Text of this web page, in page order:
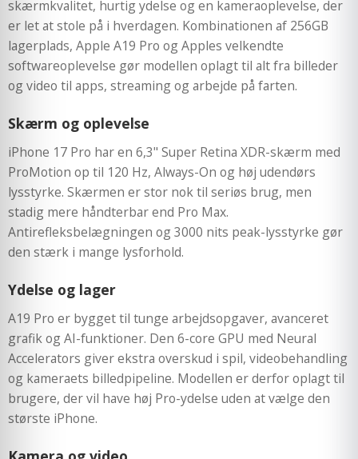
skærmkvalitet, hurtig ydelse og en kameraoplevelse, der
er let at stole på i hverdagen. Kombinationen af 256GB
lagerplads, Apple A19 Pro og Apples velkendte
softwareoplevelse gør modellen oplagt til alt fra billeder
og video til apps, streaming og arbejde på farten.
Skærm og oplevelse
iPhone 17 Pro har en 6,3" Super Retina XDR-skærm med
ProMotion op til 120 Hz, Always-On og høj udendørs
lysstyrke. Skærmen er stor nok til seriøs brug, men
stadig mere håndterbar end Pro Max.
Antirefleksbelægningen og 3000 nits peak-lysstyrke gør
den stærk i mange lysforhold.
Ydelse og lager
A19 Pro er bygget til tunge arbejdsopgaver, avanceret
grafik og AI-funktioner. Den 6-core GPU med Neural
Accelerators giver ekstra overskud i spil, videobehandling
og kameraets billedpipeline. Modellen er derfor oplagt til
brugere, der vil have høj Pro-ydelse uden at vælge den
største iPhone.